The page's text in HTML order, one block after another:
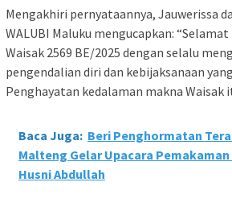
Mengakhiri pernyataannya, Jauwerissa
WALUBI Maluku mengucapkan:
Waisak 2569 BE/2025 dengan selalu
pengendalian diri dan kebijaksanaan
Penghayatan kedalaman makna Waisak
Baca Juga: Beri Penghormatan
Malteng Gelar Upacara
Husni Abdullah